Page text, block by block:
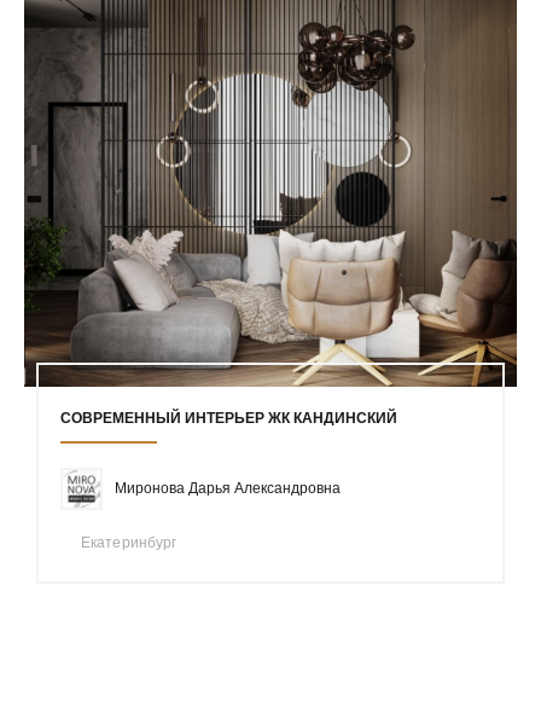
СОВРЕМЕННЫЙ ИНТЕРЬЕР ЖК КАНДИНСКИЙ
Миронова Дарья Александровна
Екатеринбург